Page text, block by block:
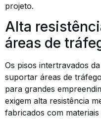
projeto.
Alta
áreas de
Os pisos intertravados
suportar áreas de
para grandes
exigem alta resistência
fabricados com